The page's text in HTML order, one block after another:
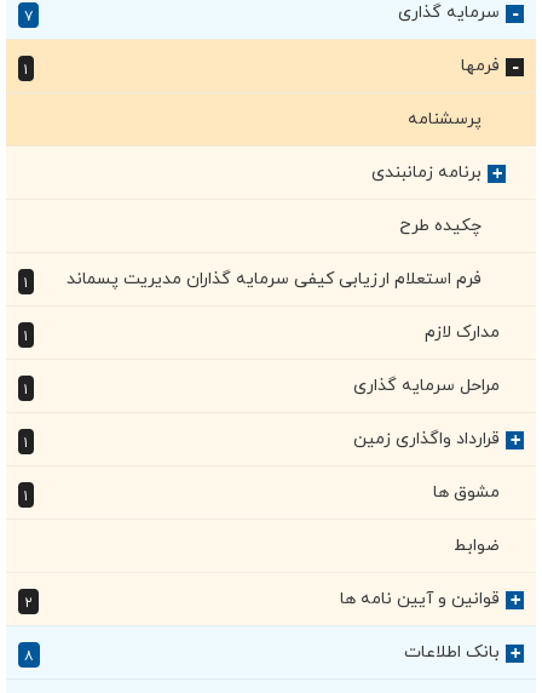
سرمایه گذاری ۷
فرمها
پرسشنامه
+ برنامه زمانبندی
چکیده طرح
فرم استعلام ارزیابی کیفی سرمایه گذاران مدیریت پسماند
مدارک لازم
مراحل سرمایه گذاری
+ قرارداد واگذاری زمین
مشوق ها
ضوابط
+ قوانین و آیین نامه ها ۲
+ بانک اطلاعات ۸